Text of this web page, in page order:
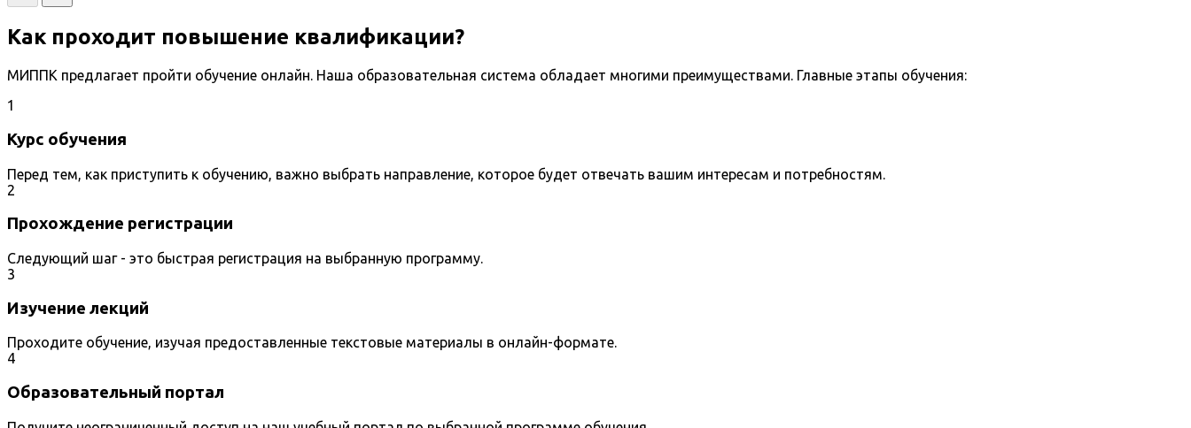
Как проходит повышение квалификации?
МИППК предлагает пройти обучение онлайн. Наша образовательная система обладает многими преимуществами. Главные этапы обучения:
1
Курс обучения
Перед тем, как приступить к обучению, важно выбрать направление, которое будет отвечать вашим интересам и потребностям.
2
Прохождение регистрации
Следующий шаг - это быстрая регистрация на выбранную программу.
3
Изучение лекций
Проходите обучение, изучая предоставленные текстовые материалы в онлайн-формате.
4
Образовательный портал